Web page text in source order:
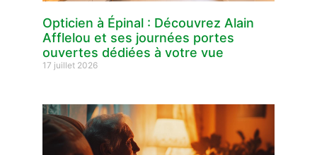
Opticien à Épinal : Découvrez Alain
Afflelou et ses journées portes
ouvertes dédiées à votre vue
17 juillet 2026